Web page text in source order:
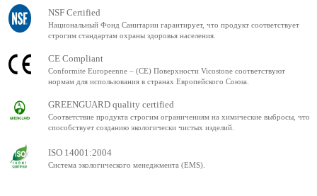
NSF Certified
Национальный Фонд Санитарии гарантирует, что продукт соответствует
строгим стандартам охраны здоровья населения.
CE Compliant
Conformite Europeenne – (CE) Поверхности Vicostone соответствуют
нормам для использования в странах Европейского Союза.
GREENGUARD quality certified
Соответствие продукта строгим ограничениям на химические выбросы, что
способствует созданию экологически чистых изделий.
ISO 14001:2004
Система экологического менеджмента (EMS).